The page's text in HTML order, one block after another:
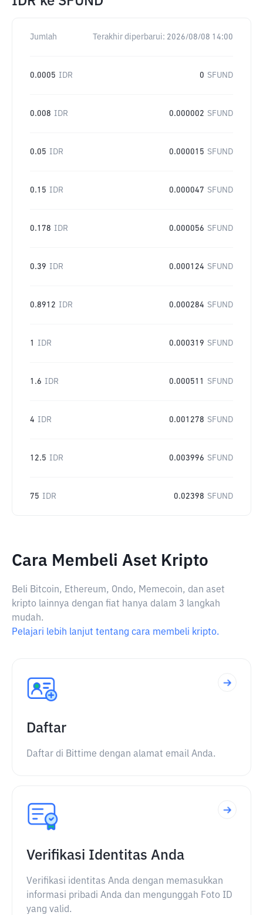
Jumlah Terakhir diperbarui: 2026/08/08 14:00
0.0005 IDR 0 SFUND
0.008 IDR 0.000002 SFUND
0.05 IDR 0.000015 SFUND
0.15 IDR 0.000047 SFUND
0.178 IDR 0.000056 SFUND
0.39 IDR 0.000124 SFUND
0.8912 IDR 0.000284 SFUND
1 IDR 0.000319 SFUND
1.6 IDR 0.000511 SFUND
4 IDR 0.001278 SFUND
12.5 IDR 0.003996 SFUND
75 IDR 0.02398 SFUND
Cara Membeli Aset Kripto
Beli Bitcoin, Ethereum, Ondo, Memecoin, dan aset
kripto lainnya dengan fiat hanya dalam 3 langkah
mudah.
Pelajari lebih lanjut tentang cara membeli kripto.
Daftar
Daftar di Bittime dengan alamat email Anda.
Verifikasi Identitas Anda
Verifikasi identitas Anda dengan memasukkan
informasi pribadi Anda dan mengunggah Foto ID
yang valid.